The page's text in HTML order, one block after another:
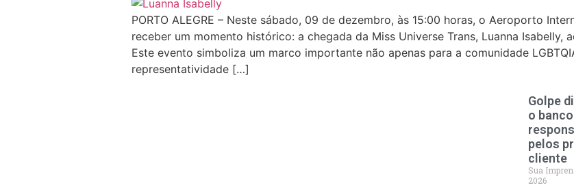
PORTO ALEGRE – Neste sábado, 09 de dezembro, às 15:00 horas, o Aeroporto
receber um momento histórico: a chegada da Miss Universe Trans, Luanna Isabelly,
Este evento simboliza um marco importante não apenas para a comunidade
representatividade […]
Golpe
o
pelos
cliente
Sua
2026